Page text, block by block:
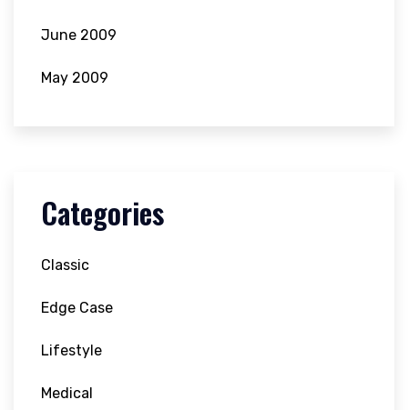
June 2009
May 2009
Categories
Classic
Edge Case
Lifestyle
Medical